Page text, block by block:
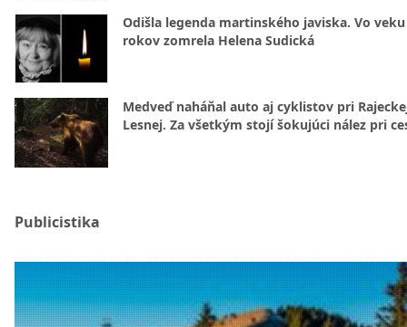
Odišla legenda martinského javiska. Vo veku
rokov zomrela Helena Sudická
Medveď naháňal auto aj cyklistov pri
Lesnej. Za všetkým stojí šokujúci nález pri
Publicistika